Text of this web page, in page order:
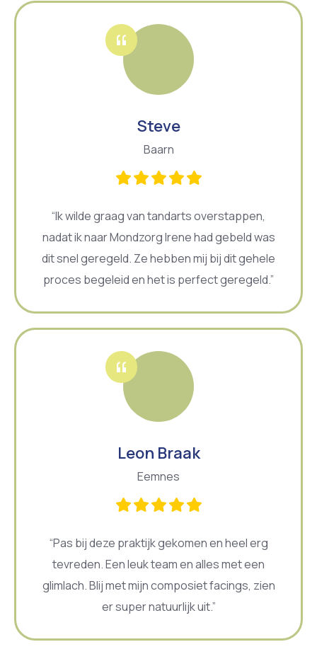
Baarn
“Ik wilde graag van tandarts overstappen,
nadat ik naar Mondzorg Irene had gebeld was
dit snel geregeld. Ze hebben mij bij dit gehele
proces begeleid en het is perfect geregeld.”
Steve
Eemnes
“Pas bij deze praktijk gekomen en heel erg
tevreden. Een leuk team en alles met een
glimlach. Blij met mijn composiet facings, zien
er super natuurlijk uit.”
Leon Braak